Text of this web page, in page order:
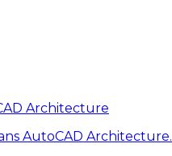
Architecture
AutoCAD Architecture.